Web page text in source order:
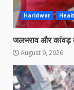
Haridwar
जलभराव और कांवड़
August 9, 2026